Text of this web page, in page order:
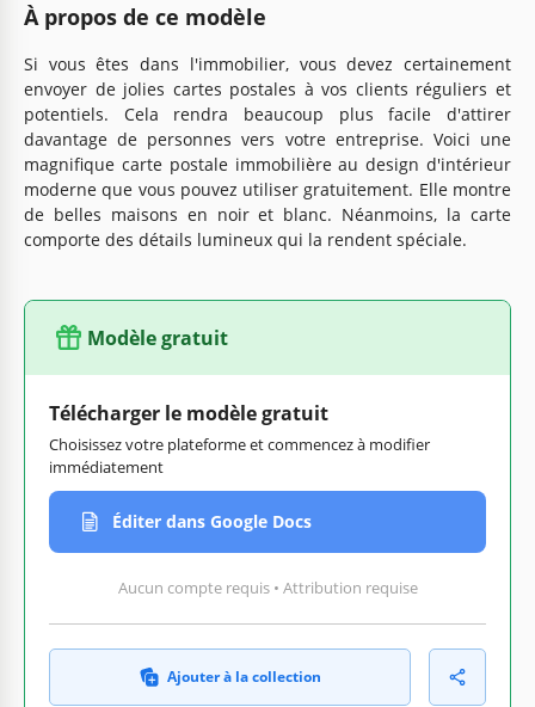
À propos de ce modèle
Si vous êtes dans l'immobilier, vous devez certainement
envoyer de jolies cartes postales à vos clients réguliers et
potentiels. Cela rendra beaucoup plus facile d'attirer
davantage de personnes vers votre entreprise. Voici une
magnifique carte postale immobilière au design d'intérieur
moderne que vous pouvez utiliser gratuitement. Elle montre
de belles maisons en noir et blanc. Néanmoins, la carte
comporte des détails lumineux qui la rendent spéciale.
Modèle gratuit
Télécharger le modèle gratuit
Choisissez votre plateforme et commencez à modifier
immédiatement
Éditer dans Google Docs
Aucun compte requis • Attribution requise
Ajouter à la collection